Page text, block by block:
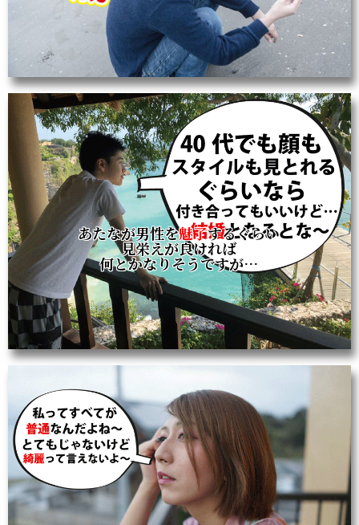
あたなが男性を魅了するぐらい
見栄えが良ければ
何とかなりそうですが…